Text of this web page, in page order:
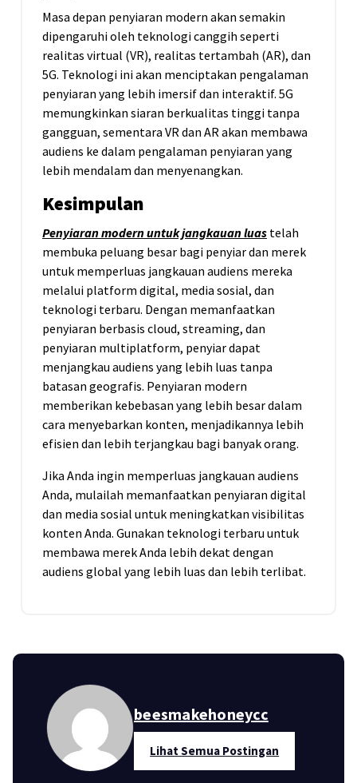
Masa depan penyiaran modern akan semakin
dipengaruhi oleh teknologi canggih seperti
realitas virtual (VR), realitas tertambah (AR), dan
5G. Teknologi ini akan menciptakan pengalaman
penyiaran yang lebih imersif dan interaktif. 5G
memungkinkan siaran berkualitas tinggi tanpa
gangguan, sementara VR dan AR akan membawa
audiens ke dalam pengalaman penyiaran yang
lebih mendalam dan menyenangkan.
Kesimpulan
Penyiaran modern untuk jangkauan luas telah
membuka peluang besar bagi penyiar dan merek
untuk memperluas jangkauan audiens mereka
melalui platform digital, media sosial, dan
teknologi terbaru. Dengan memanfaatkan
penyiaran berbasis cloud, streaming, dan
penyiaran multiplatform, penyiar dapat
menjangkau audiens yang lebih luas tanpa
batasan geografis. Penyiaran modern
memberikan kebebasan yang lebih besar dalam
cara menyebarkan konten, menjadikannya lebih
efisien dan lebih terjangkau bagi banyak orang.
Jika Anda ingin memperluas jangkauan audiens
Anda, mulailah memanfaatkan penyiaran digital
dan media sosial untuk meningkatkan visibilitas
konten Anda. Gunakan teknologi terbaru untuk
membawa merek Anda lebih dekat dengan
audiens global yang lebih luas dan lebih terlibat.
beesmakehoneycc
Lihat Semua Postingan